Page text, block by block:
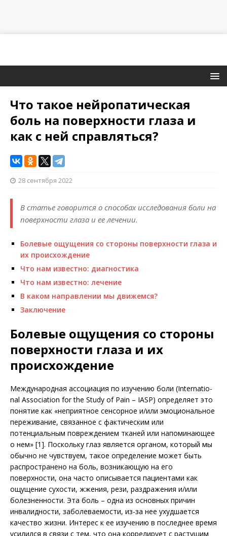
Что такое нейропатическая
боль на поверхности глаза и
как с ней справляться?
28 сентября 2022
В статье говорится о способах исследования боли на
поверхности глаза и ее лечении.
Болевые ощущения со стороны поверхности глаза и
их происхождение
Что нам известно: диагностика
Что нам известно: лечение
В каком направлении мы движемся?
Заключение
Болевые ощущения со стороны
поверхности глаза и их
происхождение
Международная ассоциация по изучению боли (Internatio­
nal Association for the Study of Pain – IASP) определяет это
понятие как «неприятное сенсорное и/или эмоциональное
переживание, связанное с фактическим или
потенциальным повреждением тканей или напоминающее
о нем» [1]. Поскольку глаз является органом, который мы
обычно не чувствуем, такое определение может быть
распространено на боль, возникающую на его
поверхности, она часто описывается пациентами как
ощущение сухости, жжения, рези, раздражения и/или
болезненности. Эта боль – одна из основных причин
инвалидности, заболеваемости, из-за нее ухудшается
качество жизни. Интерес к ее изучению в последнее время
усилился в связи с тем, что она коррелирует с растущим